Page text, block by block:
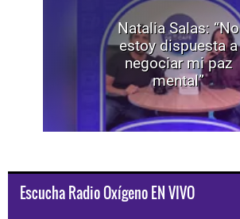
Natalia Salas: “No
estoy dispuesta a
negociar mi paz
mental”
Escucha Radio Oxígeno EN VIVO